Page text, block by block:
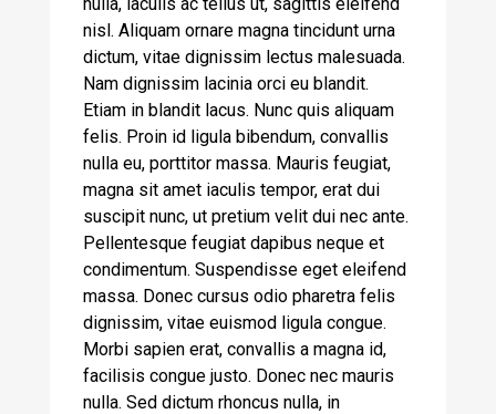
nisl. Aliquam ornare magna tincidunt urna
dictum, vitae dignissim lectus malesuada.
Nam dignissim lacinia orci eu blandit.
Etiam in blandit lacus. Nunc quis aliquam
felis. Proin id ligula bibendum, convallis
nulla eu, porttitor massa. Mauris feugiat,
magna sit amet iaculis tempor, erat dui
suscipit nunc, ut pretium velit dui nec ante.
Pellentesque feugiat dapibus neque et
condimentum. Suspendisse eget eleifend
massa. Donec cursus odio pharetra felis
dignissim, vitae euismod ligula congue.
Morbi sapien erat, convallis a magna id,
facilisis congue justo. Donec nec mauris
nulla. Sed dictum rhoncus nulla, in